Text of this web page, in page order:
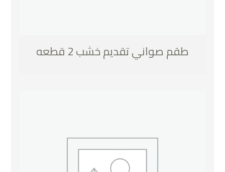
طقم صواني تقديم خشب 2 قطعه